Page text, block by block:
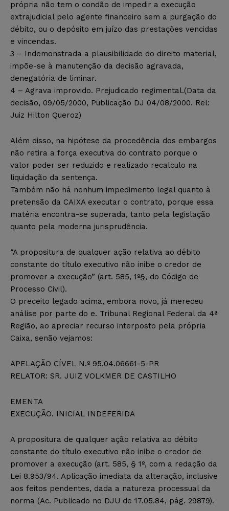
própria não tem o condão de impedir a execução
extrajudicial pelo agente financeiro sem a purgação do
débito, ou o depósito em juízo das prestações vencidas
e vincendas.
3 – Indemonstrada a plausibilidade do direito material,
impõe-se à manutenção da decisão agravada,
denegatória de liminar.
4 – Agrava improvido. Prejudicado regimental.(Data da
decisão, 09/05/2000, Publicação DJ 04/08/2000. Rel:
Juiz Hilton Queroz)
Além disso, na hipótese da procedência dos embargos
não retira a força executiva do contrato porque o
valor poder ser reduzido e realizado recalculo na
liquidação da sentença.
Também não há nenhum impedimento legal quanto à
pretensão da CAIXA executar o contrato, porque essa
matéria encontra-se superada, tanto pela legislação
quanto pela moderna jurisprudência.
“A propositura de qualquer ação relativa ao débito
constante do título executivo não inibe o credor de
promover a execução” (art. 585, 1º§, do Código de
Processo Civil).
O preceito legado acima, embora novo, já mereceu
análise por parte do e. Tribunal Regional Federal da 4ª
Região, ao apreciar recurso interposto pela própria
Caixa, senão vejamos:
APELAÇÃO CÍVEL N.º 95.04.06661-5-PR
RELATOR: SR. JUIZ VOLKMER DE CASTILHO
EMENTA
EXECUÇÃO. INICIAL INDEFERIDA
A propositura de qualquer ação relativa ao débito
constante do título executivo não inibe o credor de
promover a execução (art. 585, § 1º, com a redação da
Lei 8.953/94. Aplicação imediata da alteração, inclusive
aos feitos pendentes, dada a natureza processual da
norma (Ac. Publicado no DJU de 17.05.84, pág. 29879).